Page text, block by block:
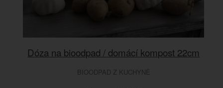
Dóza na bioodpad / domácí kompost 22cm
BIOODPAD Z KUCHYNĚ